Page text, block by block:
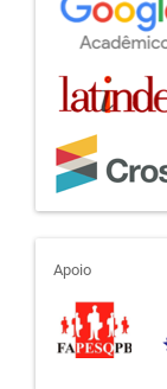
apoio
Apoio